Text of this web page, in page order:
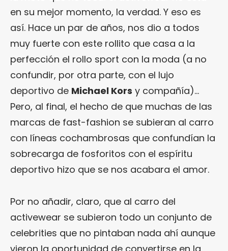
en su mejor momento, la verdad. Y eso es
así. Hace un par de años, nos dio a todos
muy fuerte con este rollito que casa a la
perfección el rollo sport con la moda (a no
confundir, por otra parte, con el lujo
deportivo de Michael Kors y compañía)…
Pero, al final, el hecho de que muchas de las
marcas de fast-fashion se subieran al carro
con líneas cochambrosas que confundían la
sobrecarga de fosforitos con el espíritu
deportivo hizo que se nos acabara el amor.
Por no añadir, claro, que al carro del
activewear se subieron todo un conjunto de
celebrities que no pintaban nada ahí aunque